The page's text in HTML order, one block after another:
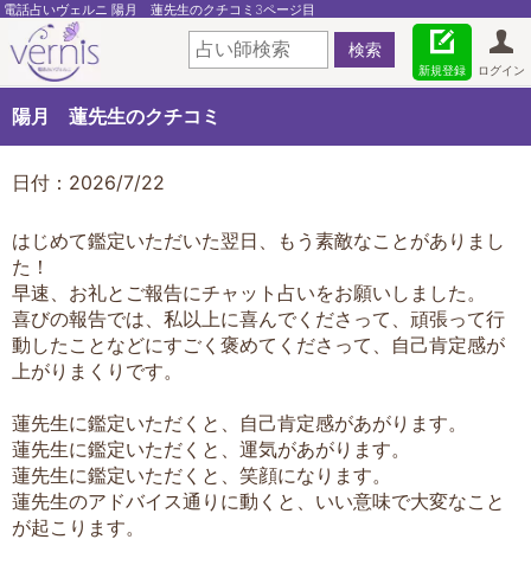
電話占いヴェルニ 陽月 蓮先生のクチコミ3ページ目
ログイン
新規登録
陽月 蓮先生のクチコミ
日付：2026/7/22
はじめて鑑定いただいた翌日、もう素敵なことがありまし
た！
早速、お礼とご報告にチャット占いをお願いしました。
喜びの報告では、私以上に喜んでくださって、頑張って行
動したことなどにすごく褒めてくださって、自己肯定感が
上がりまくりです。
蓮先生に鑑定いただくと、自己肯定感があがります。
蓮先生に鑑定いただくと、運気があがります。
蓮先生に鑑定いただくと、笑顔になります。
蓮先生のアドバイス通りに動くと、いい意味で大変なこと
が起こります。